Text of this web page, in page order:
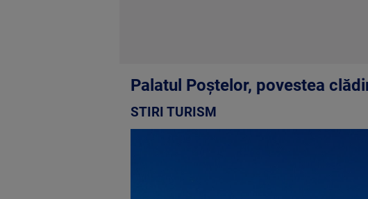
Palatul Poștelor, povestea
STIRI TURISM